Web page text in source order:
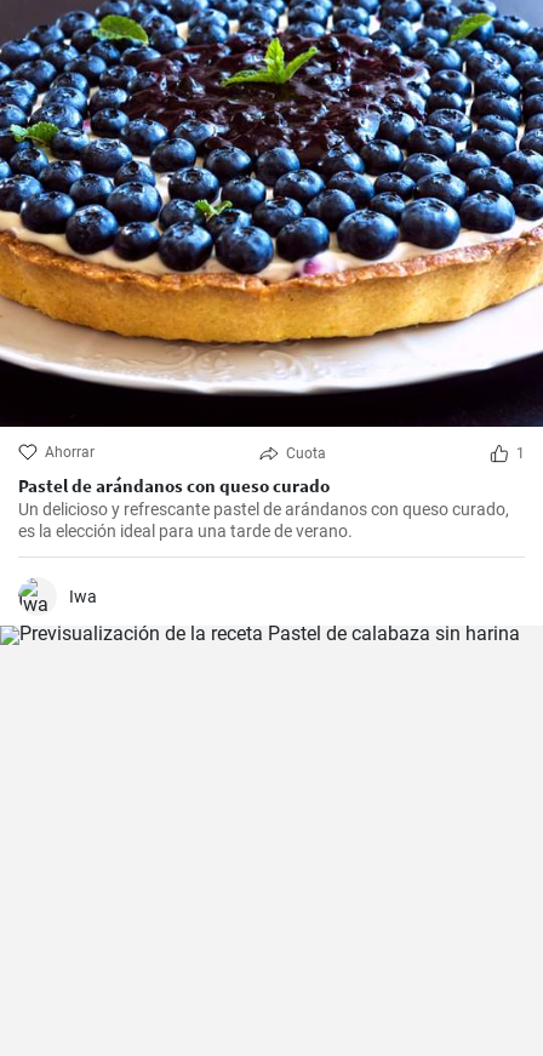
Ahorrar Cuota 1
Pastel de arándanos con queso curado
Un delicioso y refrescante pastel de arándanos con queso curado,
es la elección ideal para una tarde de verano.
Iwa